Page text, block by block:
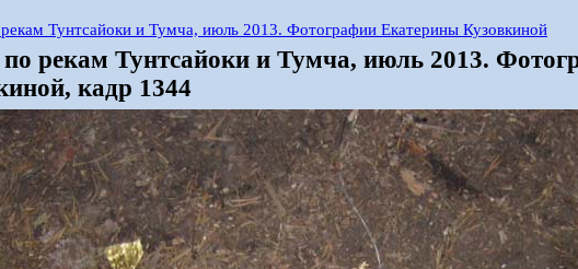
Тунтсайоки и Тумча, июль 2013. Фотографии Екатерины Кузовкиной
рекам Тунтсайоки и Тумча, июль 2013.
кадр 1344